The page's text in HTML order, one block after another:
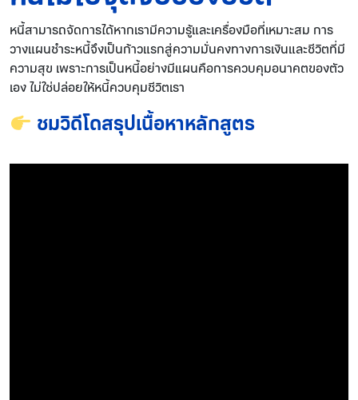
หนี้สามารถจัดการได้หากเรามีความรู้และเครื่องมือที่เหมาะสม การ
วางแผนชำระหนี้จึงเป็นก้าวแรกสู่ความมั่นคงทางการเงินและชีวิตที่มี
ความสุข เพราะการเป็นหนี้อย่างมีแผนคือการควบคุมอนาคตของตัว
เอง ไม่ใช่ปล่อยให้หนี้ควบคุมชีวิตเรา
ชมวิดีโดสรุปเนื้อหาหลักสูตร